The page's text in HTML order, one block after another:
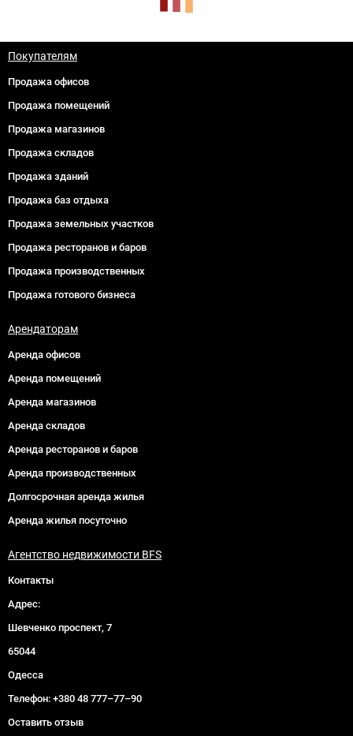
Покупателям
Продажа офисов
Продажа помещений
Продажа магазинов
Продажа складов
Продажа зданий
Продажа баз отдыха
Продажа земельных участков
Продажа ресторанов и баров
Продажа производственных
Продажа готового бизнеса
Арендаторам
Аренда офисов
Аренда помещений
Аренда магазинов
Аренда складов
Аренда ресторанов и баров
Аренда производственных
Долгосрочная аренда жилья
Аренда жилья посуточно
Агентство недвижимости BFS
Контакты
Адрес:
Шевченко проспект, 7
65044
Одесса
Телефон: +380 48 777–77–90
Оставить отзыв